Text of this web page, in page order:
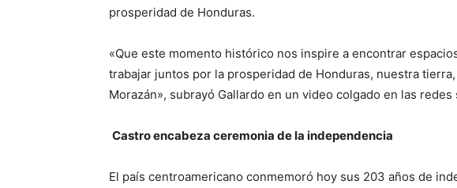
prosperidad de Honduras.
«Que este momento histórico nos inspire a encontrar
trabajar juntos por la prosperidad de Honduras, nuestra
Morazán», subrayó Gallardo en un video colgado en las redes
Castro encabeza ceremonia de la independencia
El país centroamericano conmemoró hoy sus 203 años de